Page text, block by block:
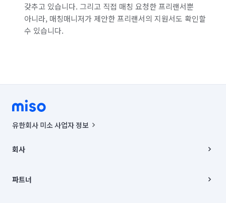
갖추고 있습니다. 그리고 직접 매칭 요청한 프리랜서뿐
아니라, 매칭매니저가 제안한 프리랜서의 지원서도 확인할
수 있습니다.
유한회사 미소 사업자 정보
00019 |
주소 | 본사: 서울특별시 종로구 율곡로 6(중학동, 트윈트리빌딩) B동 5층
컨택센터 : 서울특별시 종로구 수송동 율곡로 24, 7층, 8층 미소
회사
채용
파트너